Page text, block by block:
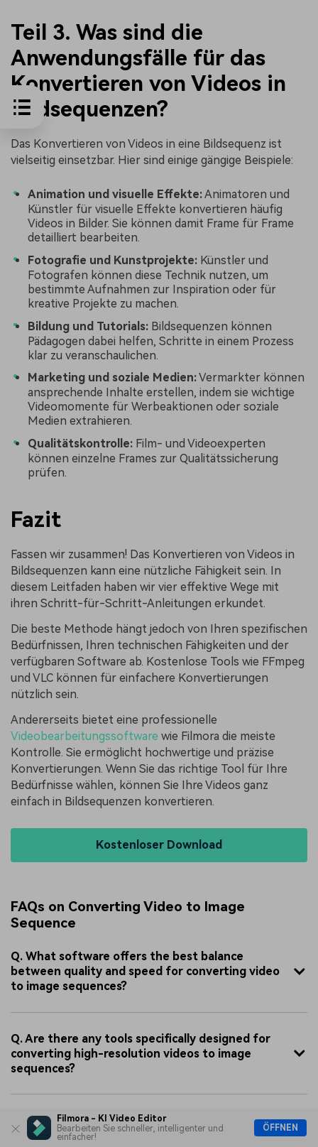
Filmora - KI Video Editor
Bearbeiten Sie schneller, intelligenter und
einfacher!
ÖFFNEN
Teil 3. Was sind die
Anwendungsfälle für das
Konvertieren von Videos in
Bildsequenzen?
Das Konvertieren von Videos in eine Bildsequenz ist
vielseitig einsetzbar. Hier sind einige gängige Beispiele:
Animation und visuelle Effekte:Animatoren und
Künstler für visuelle Effekte konvertieren häufig
Videos in Bilder. Sie können damit Frame für Frame
detailliert bearbeiten.
Fotografie und Kunstprojekte: Künstler und
Fotografen können diese Technik nutzen, um
bestimmte Aufnahmen zur Inspiration oder für
kreative Projekte zu machen.
Bildung und Tutorials: Bildsequenzen können
Pädagogen dabei helfen, Schritte in einem Prozess
klar zu veranschaulichen.
Marketing und soziale Medien:Vermarkter können
ansprechende Inhalte erstellen, indem sie wichtige
Videomomente für Werbeaktionen oder soziale
Medien extrahieren.
Qualitätskontrolle: Film- und Videoexperten
können einzelne Frames zur Qualitätssicherung
prüfen.
Fazit
Fassen wir zusammen! Das Konvertieren von Videos in
Bildsequenzen kann eine nützliche Fähigkeit sein. In
diesem Leitfaden haben wir vier effektive Wege mit
ihren Schritt-für-Schritt-Anleitungen erkundet.
Die beste Methode hängt jedoch von Ihren spezifischen
Bedürfnissen, Ihren technischen Fähigkeiten und der
verfügbaren Software ab. Kostenlose Tools wie FFmpeg
und VLC können für einfachere Konvertierungen
nützlich sein.
Andererseits bietet eine professionelle
Videobearbeitungssoftware wie Filmora die meiste
Kontrolle. Sie ermöglicht hochwertige und präzise
Konvertierungen. Wenn Sie das richtige Tool für Ihre
Bedürfnisse wählen, können Sie Ihre Videos ganz
einfach in Bildsequenzen konvertieren.
Kostenloser Download
FAQs on Converting Video to Image
Sequence
Q. What software offers the best balance
between quality and speed for converting video
to image sequences?
Q. Are there any tools specifically designed for
converting high-resolution videos to image
sequences?
Q. How can I ensure the image sequence retains
the original video's audio?